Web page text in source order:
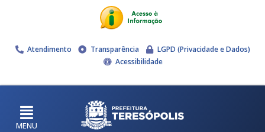
Atendimento Transparência
LGPD (Privacidade e Dados)
Acessibilidade
MENU